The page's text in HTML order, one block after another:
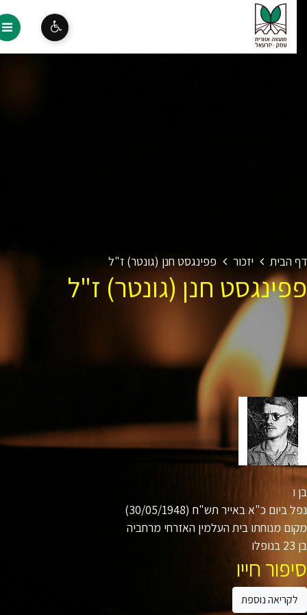
הבית יזכור פפינגסט חנן (גונטר) ז"ל
חנן (גונטר) ז"ל
ביום כ"א באייר תש"ח (30/05/1948)
מנוחתו בית העלמין האזרחי מרחביה
חייו
נוספת